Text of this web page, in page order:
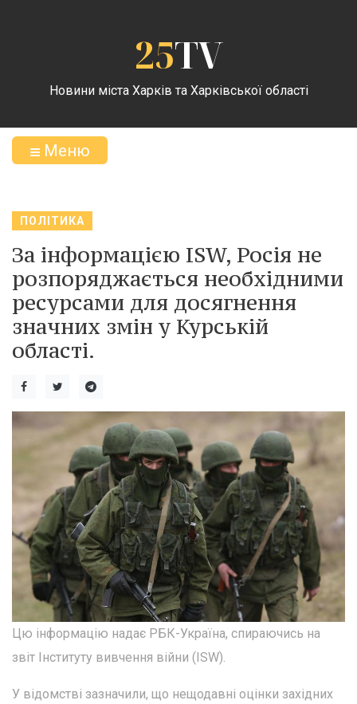
25TV
Новини міста Харків та Харківської області
Меню
ПОЛІТИКА
За інформацією ISW, Росія не
розпоряджається необхідними
ресурсами для досягнення
значних змін у Курській
області.
Цю інформацію надає РБК-Україна, спираючись на
звіт Інституту вивчення війни (ISW).
У відомстві зазначили, що нещодавні оцінки західних